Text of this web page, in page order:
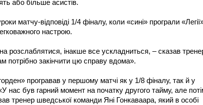
або більше асистів.
матчу-відповіді 1/4 фіналу, коли «сині» програли
настрою.
інакше все ускладниться, – сказав
закінчити цю справу вдома».
програвав у першому матчі як у 1/8 фіналу, так й у
нас був гарний момент на початку другого тайму, але
тренер шведської команди Яні Гонкаваара, який в особі